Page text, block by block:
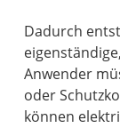
Dadurch
Anwender
oder
können